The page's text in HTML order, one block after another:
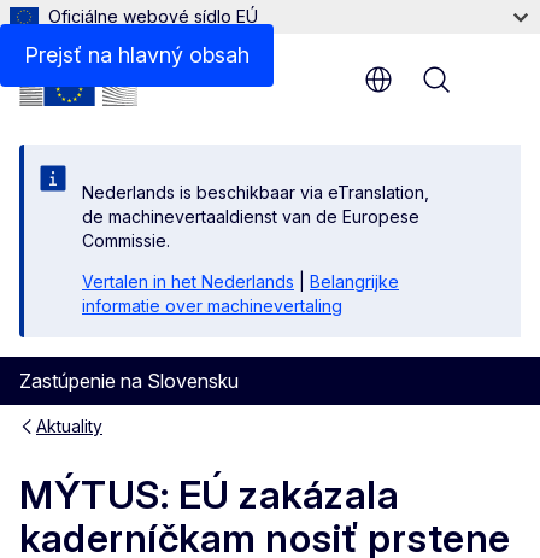
Prejsť na hlavný obsah
Oficiálne webové sídlo EÚ
Nederlands is beschikbaar via eTranslation,
de machinevertaaldienst van de Europese
Commissie.
Vertalen in het Nederlands
Belangrijke
informatie over machinevertaling
Zastúpenie na Slovensku
Menu
Aktuality
MÝTUS: EÚ zakázala
kaderníčkam nosiť prstene